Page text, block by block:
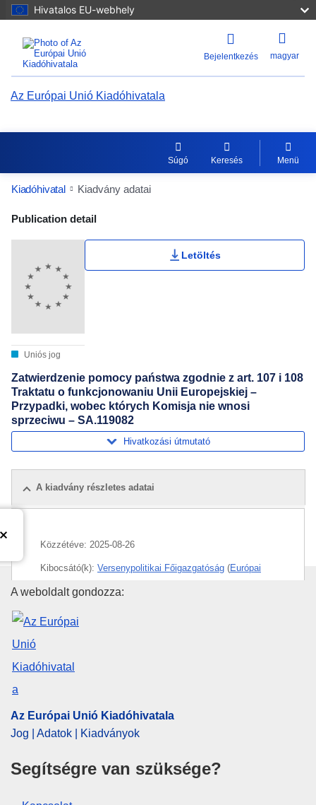
Hivatalos EU-webhely
Bejelentkezés magyar
Az Európai Unió Kiadóhivatala
Súgó Keresés Menü
Kiadóhivatal Kiadvány adatai
Publication Detail Actions Portlet
Publication detail
Uniós jog
Letöltés
Zatwierdzenie pomocy państwa zgodnie z art. 107 i 108
Traktatu o funkcjonowaniu Unii Europejskiej –
Przypadki, wobec których Komisja nie wnosi
sprzeciwu – SA.119082
Hivatkozási útmutató
A kiadvány részletes adatai
Közzétéve: 2025-08-26
Kibocsátó(k): Versenypolitikai Főigazgatóság (Európai
Bizottság
Európai Bizottság
Témakör:
IMMC : C(2025)4076/4301905
pdfa2a
Az Európai Unió Kiadóhivatala
A weboldalt gondozza:
Az Európai Unió Kiadóhivatala
Jog | Adatok | Kiadványok
Segítségre van szüksége?